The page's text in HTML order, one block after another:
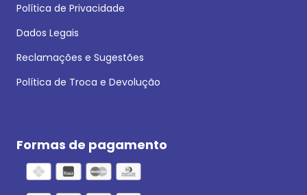
Política de Privacidade
Dados Legais
Reclamações e Sugestões
Política de Troca e Devolução
Formas de pagamento